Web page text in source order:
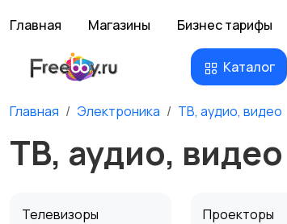
Главная Магазины Бизнес тарифы
Каталог
Главная Электроника ТВ, аудио, видео
ТВ, аудио,
Телевизоры Проекторы